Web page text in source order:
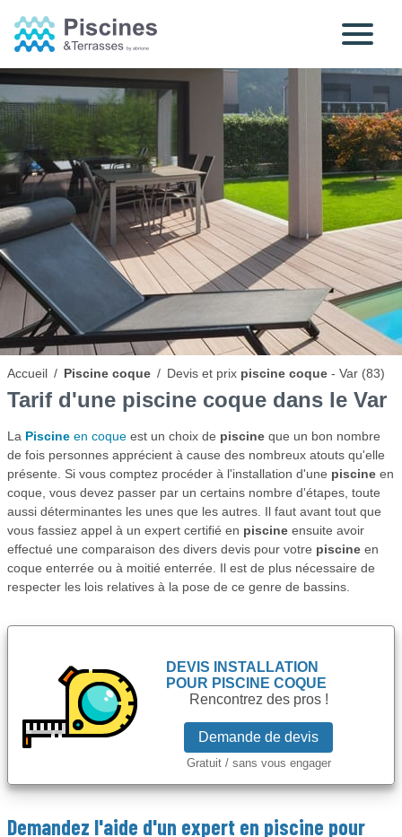
Accueil / Piscine coque / Devis et prix piscine coque - Var (83)
Tarif d'une piscine coque dans le Var
La Piscine en coque est un choix de piscine que un bon nombre
de fois personnes apprécient à cause des nombreux atouts qu'elle
présente. Si vous comptez procéder à l'installation d'une piscine en
coque, vous devez passer par un certains nombre d'étapes, toute
aussi déterminantes les unes que les autres. Il faut avant tout que
vous fassiez appel à un expert certifié en piscine ensuite avoir
effectué une comparaison des divers devis pour votre piscine en
coque enterrée ou à moitié enterrée. Il est de plus nécessaire de
respecter les lois relatives à la pose de ce genre de bassins.
DEVIS INSTALLATION
POUR PISCINE COQUE
Rencontrez des pros !
Demande de devis
Gratuit / sans vous engager
Demandez l'aide d'un expert en piscine pour